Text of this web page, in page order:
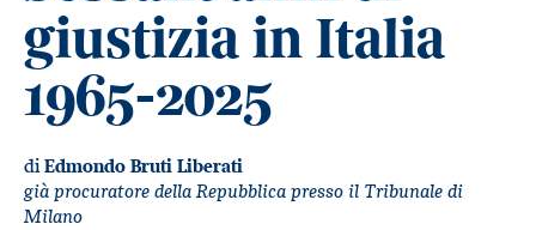
giustizia in Italia
1965-2025
diEdmondo Bruti Liberati
già procuratore della Repubblica presso il Tribunale di
Milano